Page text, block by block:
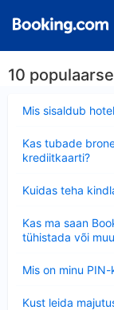
10
Mis sisaldub
Kas tubade
krediitkaarti?
Kuidas teha
Kas ma saan
tühistada või
Mis on minu
Kust leida